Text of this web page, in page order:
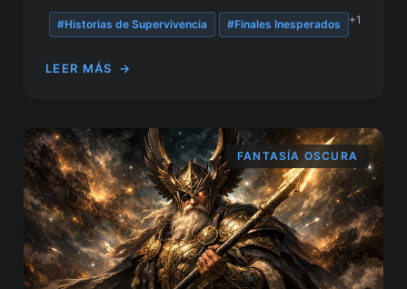
#Historias de Supervivencia #Finales Inesperados +1
LEER MÁS →
FANTASÍA OSCURA